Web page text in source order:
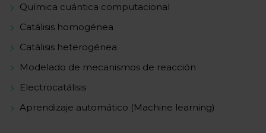
Química cuántica computacional
Catálisis homogénea
Catálisis heterogénea
Modelado de mecanismos de reacción
Electrocatálisis
Aprendizaje automático (Machine learning)